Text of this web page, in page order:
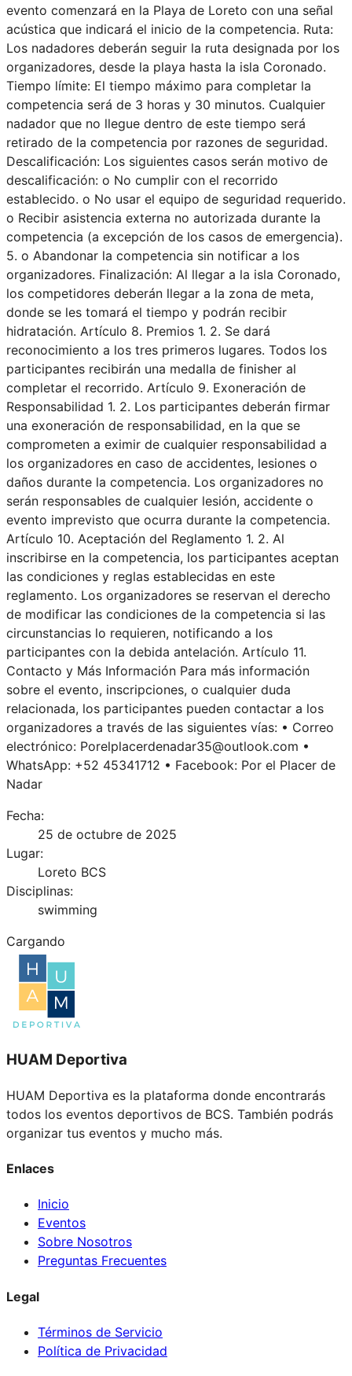
evento comenzará en la Playa de Loreto con una señal
acústica que indicará el inicio de la competencia. Ruta:
Los nadadores deberán seguir la ruta designada por los
organizadores, desde la playa hasta la isla Coronado.
Tiempo límite: El tiempo máximo para completar la
competencia será de 3 horas y 30 minutos. Cualquier
nadador que no llegue dentro de este tiempo será
retirado de la competencia por razones de seguridad.
Descalificación: Los siguientes casos serán motivo de
descalificación: o No cumplir con el recorrido
establecido. o No usar el equipo de seguridad requerido.
o Recibir asistencia externa no autorizada durante la
competencia (a excepción de los casos de emergencia).
5. o Abandonar la competencia sin notificar a los
organizadores. Finalización: Al llegar a la isla Coronado,
los competidores deberán llegar a la zona de meta,
donde se les tomará el tiempo y podrán recibir
hidratación. Artículo 8. Premios 1. 2. Se dará
reconocimiento a los tres primeros lugares. Todos los
participantes recibirán una medalla de finisher al
completar el recorrido. Artículo 9. Exoneración de
Responsabilidad 1. 2. Los participantes deberán firmar
una exoneración de responsabilidad, en la que se
comprometen a eximir de cualquier responsabilidad a
los organizadores en caso de accidentes, lesiones o
daños durante la competencia. Los organizadores no
serán responsables de cualquier lesión, accidente o
evento imprevisto que ocurra durante la competencia.
Artículo 10. Aceptación del Reglamento 1. 2. Al
inscribirse en la competencia, los participantes aceptan
las condiciones y reglas establecidas en este
reglamento. Los organizadores se reservan el derecho
de modificar las condiciones de la competencia si las
circunstancias lo requieren, notificando a los
participantes con la debida antelación. Artículo 11.
Contacto y Más Información Para más información
sobre el evento, inscripciones, o cualquier duda
relacionada, los participantes pueden contactar a los
organizadores a través de las siguientes vías: • Correo
electrónico: Porelplacerdenadar35@outlook.com •
WhatsApp: +52 45341712 • Facebook: Por el Placer de
Nadar
Fecha:
25 de octubre de 2025
Lugar:
Loreto BCS
Disciplinas:
swimming
Cargando
HUAM Deportiva
HUAM Deportiva es la plataforma donde encontrarás
todos los eventos deportivos de BCS. También podrás
organizar tus eventos y mucho más.
Enlaces
Inicio
Eventos
Sobre Nosotros
Preguntas Frecuentes
Legal
Términos de Servicio
Política de Privacidad